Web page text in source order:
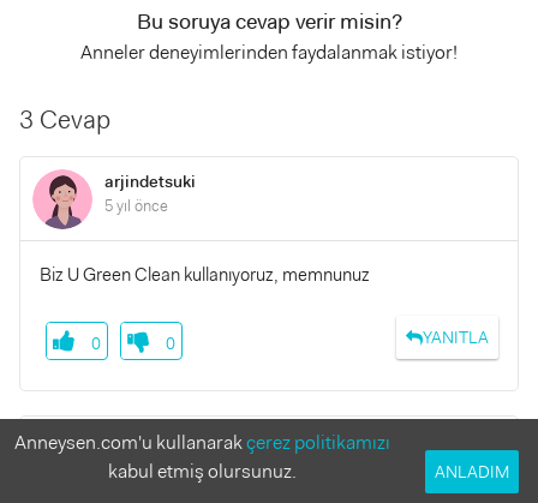
Bu soruya cevap verir misin?
Anneler deneyimlerinden faydalanmak istiyor!
3 Cevap
arjindetsuki
5 yıl önce
Biz U Green Clean kullanıyoruz, memnunuz
YANITLA
0 0
Ersağduyguusta
6 yıl önce
Anneysen.com'u kullanarakçerez politikamızı
kabul etmiş olursunuz.
ANLADIM